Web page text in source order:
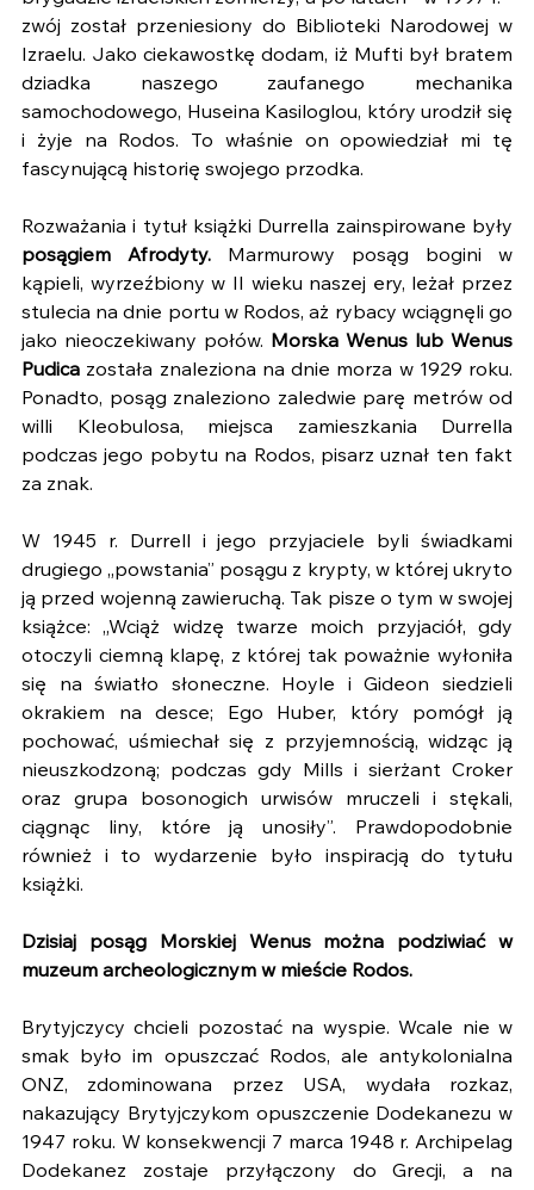
zwój został przeniesiony do Biblioteki Narodowej w
Izraelu. Jako ciekawostkę dodam, iż Mufti był bratem
dziadka naszego zaufanego mechanika
samochodowego, Huseina Kasiloglou, który urodził się
i żyje na Rodos. To właśnie on opowiedział mi tę
fascynującą historię swojego przodka.
posągiem Afrodyty. Marmurowy posąg bogini w
kąpieli, wyrzeźbiony w II wieku naszej ery, leżał przez
stulecia na dnie portu w Rodos, aż rybacy wciągnęli go
jako nieoczekiwany połów. Morska Wenus lub Wenus
Pudica została znaleziona na dnie morza w 1929 roku.
Ponadto, posąg znaleziono zaledwie parę metrów od
willi Kleobulosa, miejsca zamieszkania Durrella
podczas jego pobytu na Rodos, pisarz uznał ten fakt
za znak.
W 1945 r. Durrell i jego przyjaciele byli świadkami
drugiego „powstania” posągu z krypty, w której ukryto
ją przed wojenną zawieruchą. Tak pisze o tym w swojej
książce: „Wciąż widzę twarze moich przyjaciół, gdy
otoczyli ciemną klapę, z której tak poważnie wyłoniła
się na światło słoneczne. Hoyle i Gideon siedzieli
okrakiem na desce; Ego Huber, który pomógł ją
pochować, uśmiechał się z przyjemnością, widząc ją
nieuszkodzoną; podczas gdy Mills i sierżant Croker
oraz grupa bosonogich urwisów mruczeli i stękali,
ciągnąc liny, które ją unosiły”. Prawdopodobnie
również i to wydarzenie było inspiracją do tytułu
książki.
Dzisiaj posąg Morskiej Wenus można podziwiać w
muzeum archeologicznym w mieście Rodos.
Brytyjczycy chcieli pozostać na wyspie. Wcale nie w
smak było im opuszczać Rodos, ale antykolonialna
ONZ, zdominowana przez USA, wydała rozkaz,
nakazujący Brytyjczykom opuszczenie Dodekanezu w
1947 roku. W konsekwencji 7 marca 1948 r. Archipelag
Dodekanez zostaje przyłączony do Grecji, a na